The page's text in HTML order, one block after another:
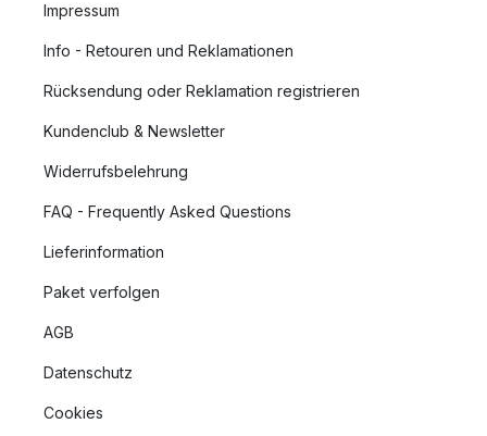
Impressum
Info - Retouren und Reklamationen
Rücksendung oder Reklamation registrieren
Kundenclub & Newsletter
Widerrufsbelehrung
FAQ - Frequently Asked Questions
Lieferinformation
Paket verfolgen
AGB
Datenschutz
Cookies